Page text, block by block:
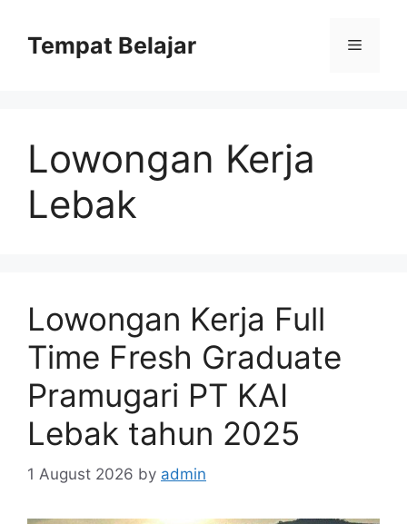
contentTempat Belajar Menu
Lowongan Kerja
Lebak
Lowongan Kerja Full
Time Fresh Graduate
Pramugari PT KAI
Lebak tahun 2025
1 August 2026 by admin